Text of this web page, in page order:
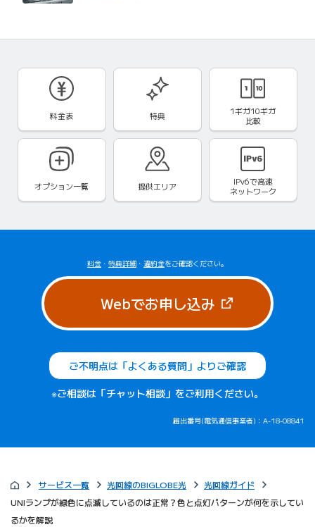
料金表 特典
1ギガ10ギガ
比較
オプション一覧 提供エリア IPv6で高速
ネットワーク
料金 ・ 特典詳細 ・ 違約金をご確認ください。
Webでお申し込み（新しいタブ
ご不明点は「よくある質問」よりご確認
※ご相談は「チャット相談」をご利用ください。
届出番号(電気通信事業者)：A-18-08841
サービス一覧 光回線のBIGLOBE光
光回線ガイド
UNIランプが緑色に点滅しているのは正常？色と点灯パターンが何を示してい
るかを解説